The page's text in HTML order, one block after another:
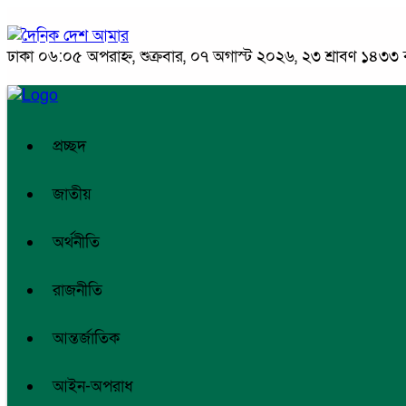
ঢাকা ০৬:০৫ অপরাহ্ন, শুক্রবার, ০৭ অগাস্ট ২০২৬, ২৩ শ্রাবণ ১৪৩৩
প্রচ্ছদ
জাতীয়
অর্থনীতি
রাজনীতি
আন্তর্জাতিক
আইন-অপরাধ